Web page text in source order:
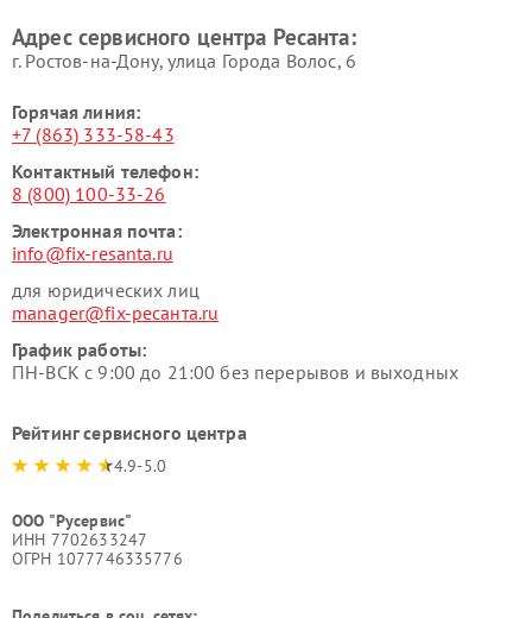
Адрес сервисного центра Ресанта:
г. Ростов-на-Дону, улица Города Волос, 6
Горячая линия:
+7 (863) 333-58-43
Контактный телефон:
8 (800) 100-33-26
Электронная почта:
info@fix-resanta.ru
для юридических лиц
manager@fix-ресанта.ru
График работы:
ПН-ВСК с 9:00 до 21:00 без перерывов и выходных
Рейтинг сервисного центра
4.9-5.0
ООО "Русервис"
ИНН 7702633247
ОГРН 1077746335776